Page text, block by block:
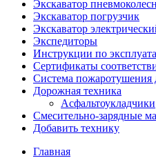
Экскаватор
Экскаватор погрузчик
Экскаватор
Экспедиторы
Инструкции по
Сертификаты
Система пожаротушения
Дорожная техника
Асфальтоукладчики
Смесительно-зарядные
Добавить технику
Главная